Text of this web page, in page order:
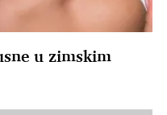
u zimskim